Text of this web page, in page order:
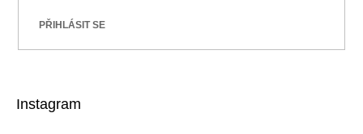
PŘIHLÁSIT SE
Instagram